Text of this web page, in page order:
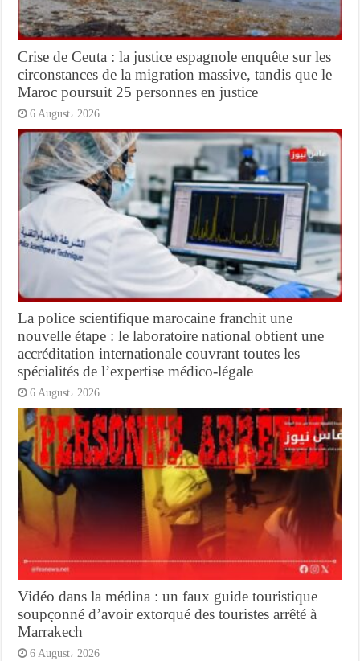
Crise de Ceuta : la justice espagnole enquête sur les
circonstances de la migration massive, tandis que le
Maroc poursuit 25 personnes en justice
6 August، 2026
La police scientifique marocaine franchit une
nouvelle étape : le laboratoire national obtient une
accréditation internationale couvrant toutes les
spécialités de l’expertise médico-légale
6 August، 2026
Vidéo dans la médina : un faux guide touristique
soupçonné d’avoir extorqué des touristes arrêté à
Marrakech
6 August، 2026